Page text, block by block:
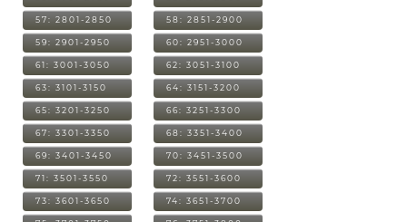
57: 2801-2850 58: 2851-2900
59: 2901-2950 60: 2951-3000
61: 3001-3050 62: 3051-3100
63: 3101-3150 64: 3151-3200
65: 3201-3250 66: 3251-3300
67: 3301-3350 68: 3351-3400
69: 3401-3450 70: 3451-3500
71: 3501-3550 72: 3551-3600
73: 3601-3650 74: 3651-3700